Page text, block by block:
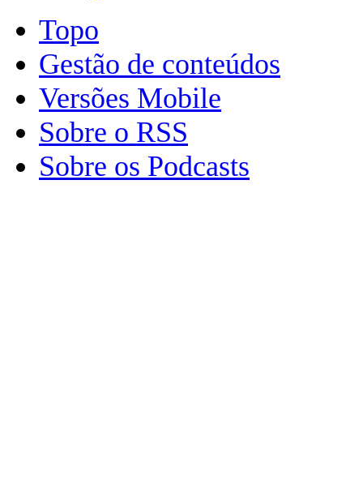
Topo
Gestão de conteúdos
Versões Mobile
Sobre o RSS
Sobre os Podcasts